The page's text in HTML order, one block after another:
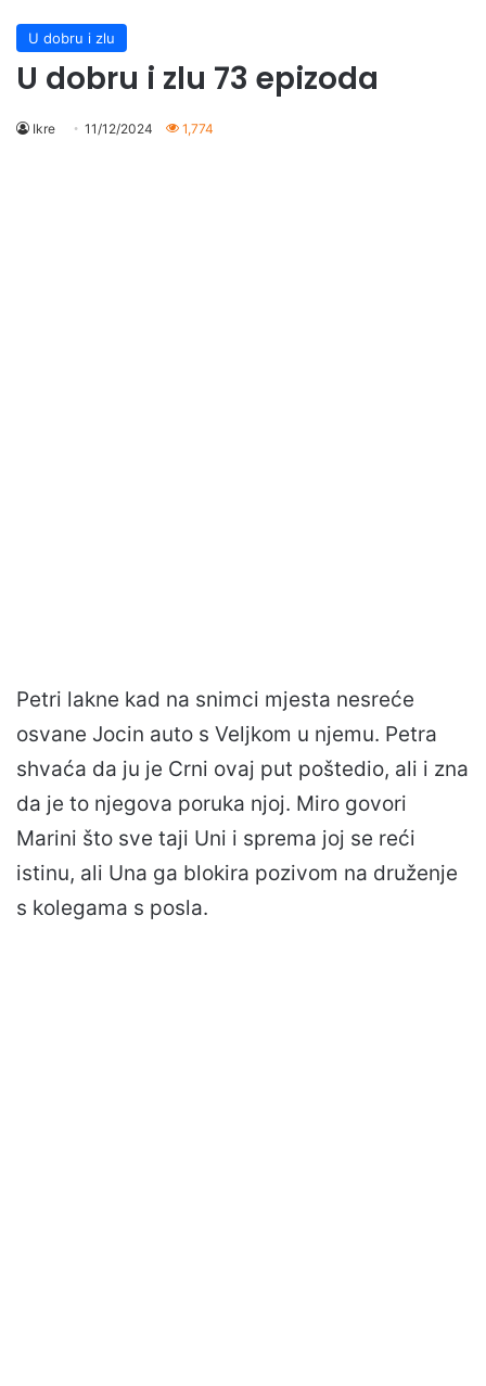
U dobru i zlu
U dobru i zlu 73 epizoda
Ikre 11/12/2024 1,774
Petri lakne kad na snimci mjesta nesreće
osvane Jocin auto s Veljkom u njemu. Petra
shvaća da ju je Crni ovaj put poštedio, ali i zna
da je to njegova poruka njoj. Miro govori
Marini što sve taji Uni i sprema joj se reći
istinu, ali Una ga blokira pozivom na druženje
s kolegama s posla.